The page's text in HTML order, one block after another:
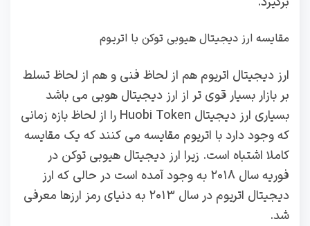
مقایسه ارز دیجیتال هیوبی توکن با اتریوم
ارز دیجیتال اتریوم هم از لحاظ فنی و هم از لحاظ تسلط
بر بازار بسیار قوی تر از ارز دیجیتال هوبی می باشد‌
بسیاری ارز دیجیتال Huobi Token را از لحاظ بازه زمانی
که وجود دارد با اتریوم مقایسه می کنند که یک مقایسه
کاملا اشتباه است. زیرا ارز دیجیتال هیوبی توکن در
فوریه سال ۲۰۱۸ به وجود آمده است در حالی که ارز
دیجیتال اتریوم در سال ۲۰۱۳ به دنیای رمز ارزها معرفی
شد‌.